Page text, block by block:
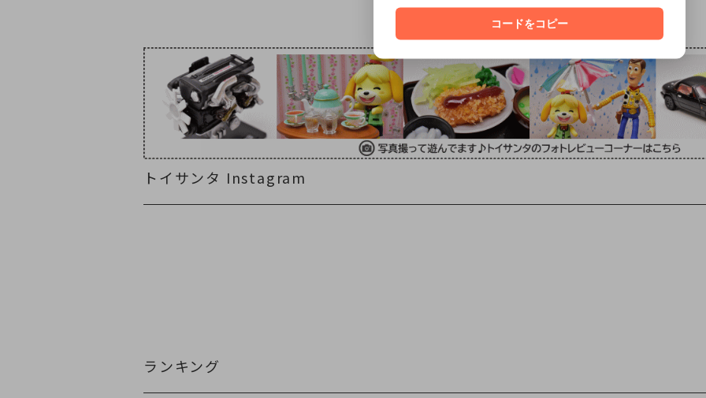
トイサンタ Instagram
ランキング
コードをコピー